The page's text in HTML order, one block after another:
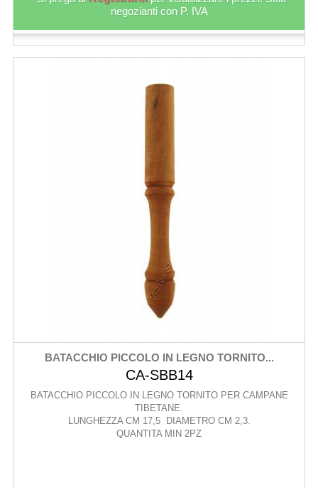
negozianti con P. IVA
BATACCHIO PICCOLO IN LEGNO TORNITO...
CA-SBB14
BATACCHIO PICCOLO IN LEGNO TORNITO PER CAMPANE
TIBETANE.
LUNGHEZZA CM 17,5 DIAMETRO CM 2,3.
QUANTITA MIN 2PZ